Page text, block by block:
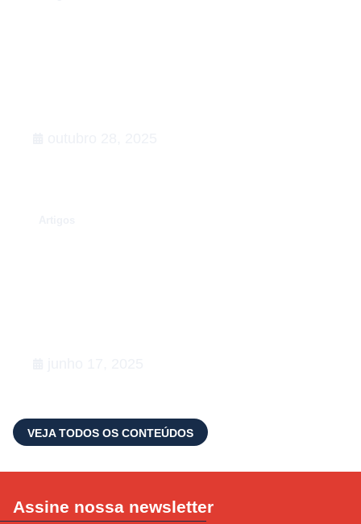
VEJA TODOS OS CONTEÚDOS
Assine nossa newsletter